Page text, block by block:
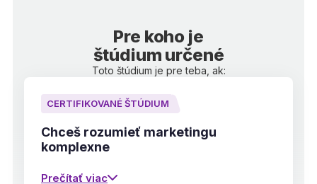
Pre koho je
štúdium určené
Toto štúdium je pre teba, ak:
CERTIFIKOVANÉ ŠTÚDIUM
Chceš rozumieť marketingu
komplexne
Prečítať viac